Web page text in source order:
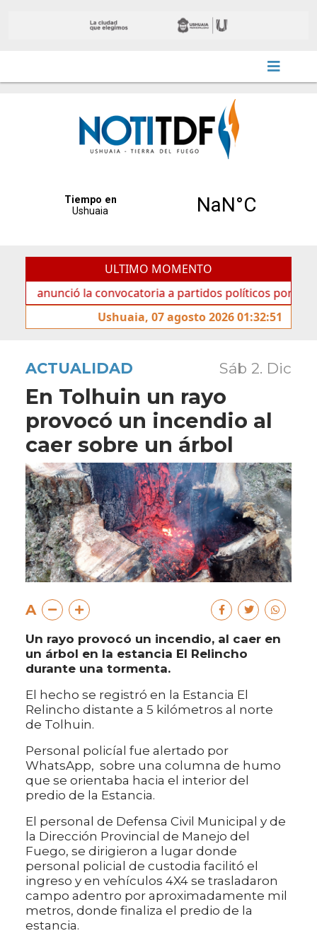
ULTIMO MOMENTO
la convocatoria a partidos políticos por «ficha limpia»
Ushuaia, 07 agosto 2026 01:32:51
ACTUALIDAD Sáb 2. Dic
En Tolhuin un rayo
provocó un incendio al
caer sobre un árbol
A
Un rayo provocó un incendio, al caer en
un árbol en la estancia El Relincho
durante una tormenta.
El hecho se registró en la Estancia El
Relincho distante a 5 kilómetros al norte
de Tolhuin.
Personal policíal fue alertado por
WhatsApp, sobre una columna de humo
que se orientaba hacia el interior del
predio de la Estancia.
El personal de Defensa Civil Municipal y de
la Dirección Provincial de Manejo del
Fuego, se dirigieron a lugar donde
personal policial de custodia facilitó el
ingreso y en vehículos 4X4 se trasladaron
campo adentro por aproximadamente mil
metros, donde finaliza el predio de la
estancia.